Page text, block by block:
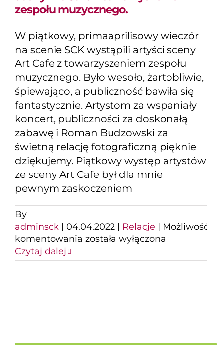
zespołu muzycznego.
W piątkowy, primaaprilisowy wieczór
na scenie SCK wystąpili artyści sceny
Art Cafe z towarzyszeniem zespołu
muzycznego. Było wesoło, żartobliwie,
śpiewająco, a publiczność bawiła się
fantastycznie. Artystom za wspaniały
koncert, publiczności za doskonałą
zabawę i Roman Budzowski za
świetną relację fotograficzną pięknie
dziękujemy. Piątkowy występ artystów
ze sceny Art Cafe był dla mnie
pewnym zaskoczeniem
By
adminsck | 04.04.2022 | Relacje | Możliwość
komentowania Na
SCK
została wyłączona
Czytaj dalej